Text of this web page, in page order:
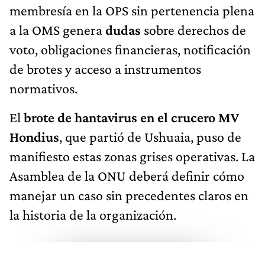
membresía en la OPS sin pertenencia plena
a la OMS generadudas sobre derechos de
voto, obligaciones financieras, notificación
de brotes y acceso a instrumentos
normativos.
El brote de hantavirus en el crucero MV
Hondius, que partió de Ushuaia, puso de
manifiesto estas zonas grises operativas. La
Asamblea de la ONU deberá definir cómo
manejar un caso sin precedentes claros en
la historia de la organización.